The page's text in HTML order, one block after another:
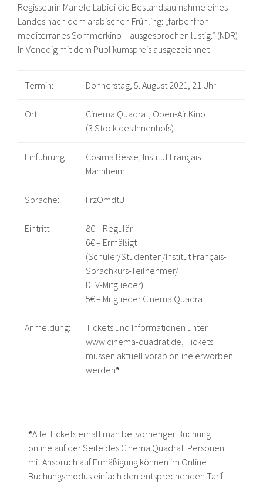
Regisseurin Manele Labidi die Bestandsaufnahme eines
Landes nach dem arabischen Frühling: „farbenfroh
mediterranes Sommerkino – ausgesprochen lustig.“ (NDR)
In Venedig mit dem Publikumspreis ausgezeichnet!
Termin: Donnerstag, 5. August 2021, 21 Uhr
Ort:
Cinema Quadrat, Open-Air Kino
(3.Stock des Innenhofs)
Einführung:
Cosima Besse, Institut Français
Mannheim
Sprache: FrzOmdtU
Eintritt:
8€ – Regulär
6€ – Ermäßigt
(Schüler/Studenten/Institut Français-
Sprachkurs-Teilnehmer/
DFV-Mitglieder)
5€ – Mitglieder Cinema Quadrat
Anmeldung:
Tickets und Informationen unter
www.cinema-quadrat.de, Tickets
müssen aktuell vorab online erworben
werden*
*Alle Tickets erhält man bei vorheriger Buchung
online auf der Seite des Cinema Quadrat. Personen
mit Anspruch auf Ermäßigung können im Online
Buchungsmodus einfach den entsprechenden Tarif